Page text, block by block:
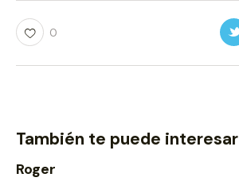
0
También te puede interesar
Roger